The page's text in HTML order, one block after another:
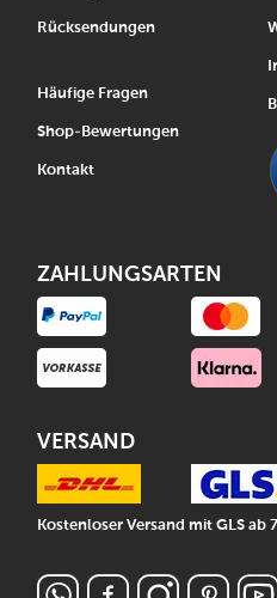
Rücksendungen
Häufige Fragen
Shop-Bewertungen
Kontakt
ZAHLUNGSARTEN
VERSAND
Kostenloser Versand mit GLS ab